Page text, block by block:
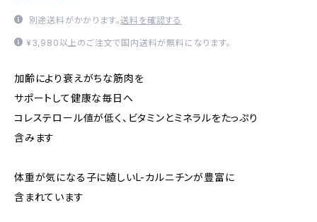
別途送料がかかります。送料を確認する
¥3,980以上のご注文で国内送料が無料になります。
加齢により衰えがちな筋肉を
サポートして健康な毎日へ
コレステロール値が低く、ビタミンとミネラルをたっぷり
含みます
体重が気になる子に嬉しいL-カルニチンが豊富に
含まれています